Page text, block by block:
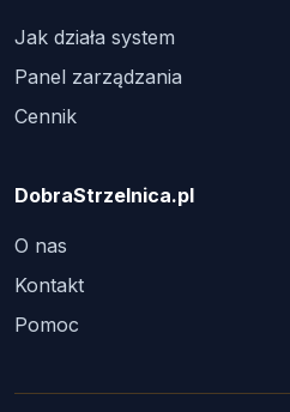
Jak działa system
Panel zarządzania
Cennik
DobraStrzelnica.pl
O nas
Kontakt
Pomoc